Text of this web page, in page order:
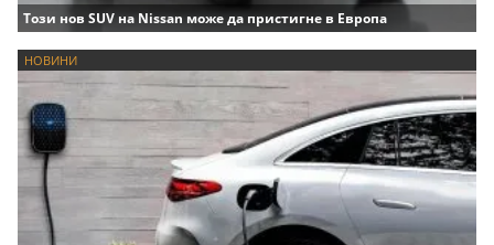
Този нов SUV на Nissan може да пристигне в Европа
НОВИНИ